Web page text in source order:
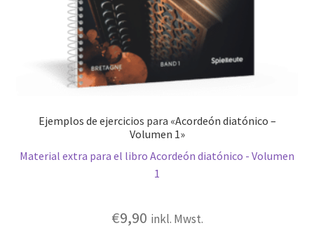
Ejemplos de ejercicios para «Acordeón diatónico –
Volumen 1»
Material extra para el libro Acordeón diatónico - Volumen
1
€9,90 inkl. Mwst.